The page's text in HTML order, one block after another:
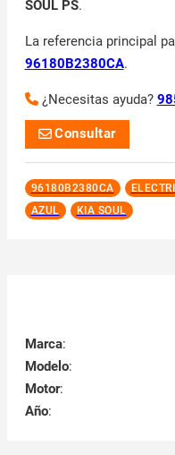
SOUL PS.
La referencia principal
96180B2380CA.
¿Necesitas ayuda?
Consultar
96180B2380CA
AZUL
KIA SOUL
Marca:
Modelo:
Motor:
Año: